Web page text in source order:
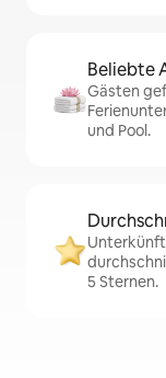
Beliebte
Gästen
und Pool.
5 Sternen.